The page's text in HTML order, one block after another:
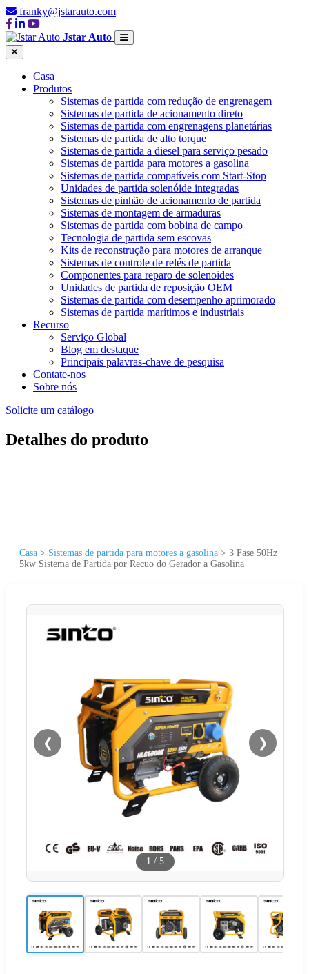
franky@jstarauto.com
Jstar Auto
Casa
Produtos
Sistemas de partida com redução de engrenagem
Sistemas de partida de acionamento direto
Sistemas de partida com engrenagens planetárias
Sistemas de partida de alto torque
Sistemas de partida a diesel para serviço pesado
Sistemas de partida para motores a gasolina
Sistemas de partida compatíveis com Start-Stop
Unidades de partida solenóide integradas
Sistemas de pinhão de acionamento de partida
Sistemas de montagem de armaduras
Sistemas de partida com bobina de campo
Tecnologia de partida sem escovas
Kits de reconstrução para motores de arranque
Sistemas de controle de relés de partida
Componentes para reparo de solenoides
Unidades de partida de reposição OEM
Sistemas de partida com desempenho aprimorado
Sistemas de partida marítimos e industriais
Recurso
Serviço Global
Blog em destaque
Principais palavras-chave de pesquisa
Contate-nos
Sobre nós
Solicite um catálogo
Detalhes do produto
Casa > Sistemas de partida para motores a gasolina > 3 Fase 50Hz
5kw Sistema de Partida por Recuo do Gerador a Gasolina
❮ ❯
1 / 5